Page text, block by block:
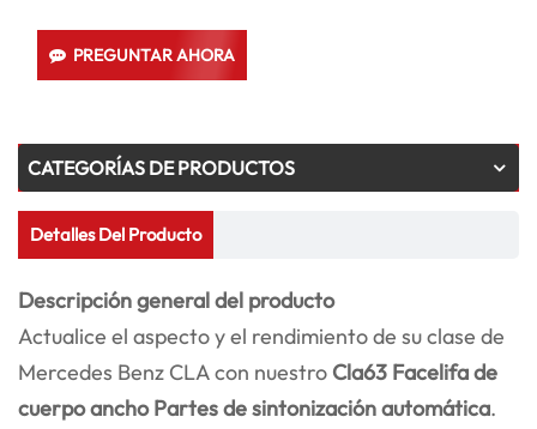
PREGUNTAR AHORA
CATEGORÍAS DE PRODUCTOS
Detalles Del Producto
Descripción general del producto
Actualice el aspecto y el rendimiento de su clase de
Mercedes Benz CLA con nuestro Cla63 Facelifa de
cuerpo ancho Partes de sintonización automática.